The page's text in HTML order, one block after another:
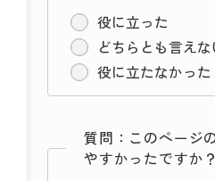
役に立った
どちらとも言えな
役に立たなかった
質問：このページ
やすかったですか？